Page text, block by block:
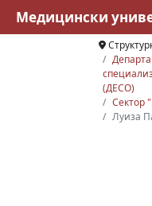
(ДЕСО)
Сектор
Луиза
Медицински